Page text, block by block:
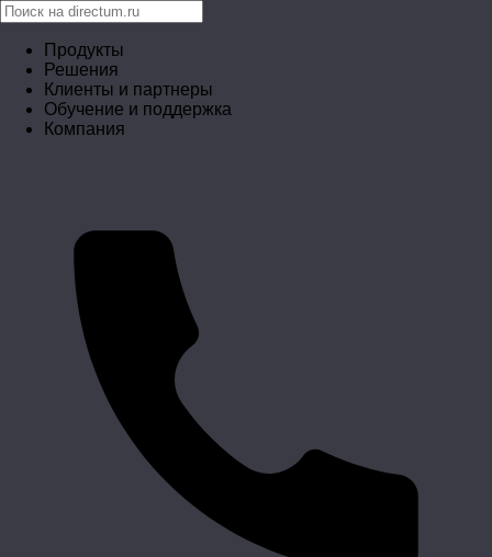
Продукты
Решения
Клиенты и партнеры
Обучение и поддержка
Компания